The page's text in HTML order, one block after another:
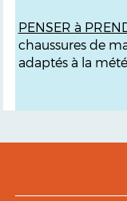
PENSER à
chaussures de
adaptés à la